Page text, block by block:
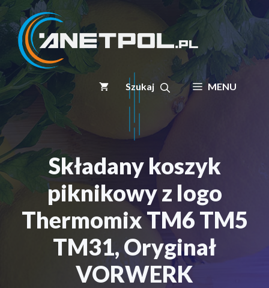
Przejdź
do
treści
MENU
Składany koszyk
piknikowy z logo
Thermomix TM6 TM5
TM31, Oryginał
VORWERK